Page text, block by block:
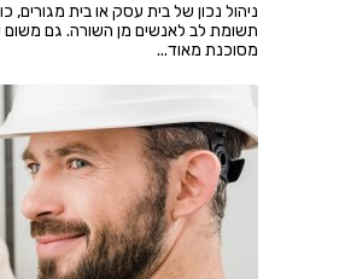
ניהול נכון של בית עסק או בית
תשומת לב לאנשים מן השורה. גם משום
מסוכנת מאוד...